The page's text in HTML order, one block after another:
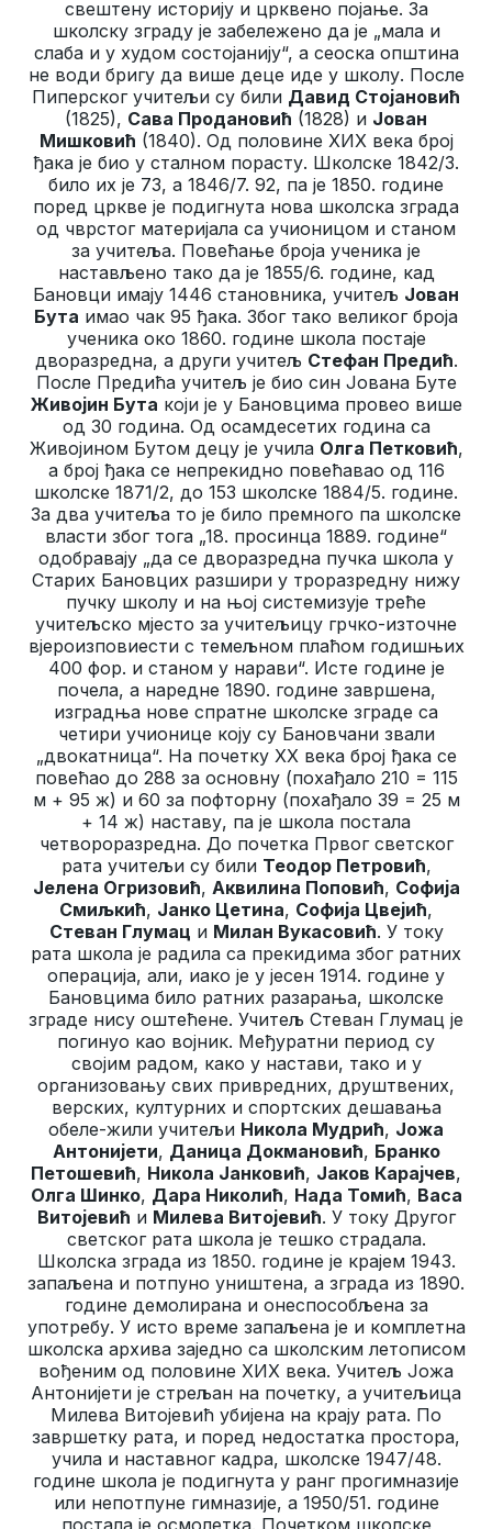
свештену историју и црквено појање. За
школску зграду је забележено да је „мала и
слаба и у худом состојанију“, а сеоска општина
не води бригу да више деце иде у школу. После
Пиперског учитељи су били Давид Стојановић
(1825), Сава Продановић (1828) и Јован
Мишковић (1840). Од половине XИX века број
ђака је био у сталном порасту. Школске 1842/3.
било их је 73, а 1846/7. 92, па је 1850. године
поред цркве је подигнута нова школска зграда
од чврстог материјала са учионицом и станом
за учитеља. Повећање броја ученика је
настављено тако да је 1855/6. године, кад
Бановци имају 1446 становника, учитељ Јован
Бута имао чак 95 ђака. Због тако великог броја
ученика око 1860. године школа постаје
дворазредна, а други учитељ Стефан Предић.
После Предића учитељ је био син Јована Буте
Живојин Бута који је у Бановцима провео више
од 30 година. Од осамдесетих година са
Живојином Бутом децу је учила Олга Петковић,
а број ђака се непрекидно повећавао од 116
школске 1871/2, до 153 школске 1884/5. године.
За два учитеља то је било премного па школске
власти због тога „18. просинца 1889. године“
одобравају „да се дворазредна пучка школа у
Старих Бановцих разшири у троразредну нижу
пучку школу и на њој системизује треће
учитељско мјесто за учитељицу грчко-източне
вјероизповиести с темељном плаћом годишњих
400 фор. и станом у нарави“. Исте године је
почела, а наредне 1890. године завршена,
изградња нове спратне школске зграде са
четири учионице коју су Бановчани звали
„двокатница“. На почетку ХХ века број ђака се
повећао до 288 за основну (похађало 210 = 115
м + 95 ж) и 60 за пофторну (похађало 39 = 25 м
+ 14 ж) наставу, па је школа постала
четвороразредна. До почетка Првог светског
рата учитељи су били Теодор Петровић,
Јелена Огризовић, Аквилина Поповић, Софија
Смиљкић, Јанко Цетина, Софија Цвејић,
Стеван Глумац и Милан Вукасовић. У току
рата школа је радила са прекидима због ратних
операција, али, иако је у јесен 1914. године у
Бановцима било ратних разарања, школске
зграде нису оштећене. Учитељ Стеван Глумац је
погинуо као војник. Међуратни период су
својим радом, како у настави, тако и у
организовању свих привредних, друштвених,
верских, културних и спортских дешавања
обеле-жили учитељи Никола Мудрић, Јожа
Антонијети, Даница Докмановић, Бранко
Петошевић, Никола Јанковић, Јаков Карајчев,
Олга Шинко, Дара Николић, Нада Томић, Васа
Витојевић и Милева Витојевић. У току Другог
светског рата школа је тешко страдала.
Школска зграда из 1850. године је крајем 1943.
запаљена и потпуно уништена, а зграда из 1890.
године демолирана и онеспособљена за
употребу. У исто време запаљена је и комплетна
школска архива заједно са школским летописом
вођеним од половине XИX века. Учитељ Јожа
Антонијети је стрељан на почетку, а учитељица
Милева Витојевић убијена на крају рата. По
завршетку рата, и поред недостатка простора,
учила и наставног кадра, школске 1947/48.
године школа је подигнута у ранг прогимназије
или непотпуне гимназије, а 1950/51. године
постала је осмолетка. Почетком школске